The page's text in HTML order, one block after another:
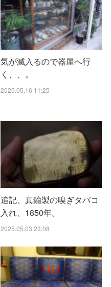
気が滅入るので器屋へ行
く、、。
2025.05.16 11:25
追記、真鍮製の嗅ぎタバコ
入れ、1850年。
2025.05.03 23:08